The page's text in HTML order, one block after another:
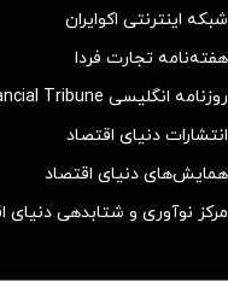
شبکه اینترنتی اکوایران
هفته‌نامه تجارت فردا
روزنامه انگلیسی Financial Tribune
انتشارات دنیای اقتصاد
همایش‌های دنیای اقتصاد
مرکز نوآوری و شتابدهی دنیای